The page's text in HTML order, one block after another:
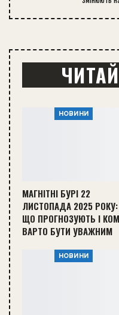
НОВИНИ
МАГНІТНІ БУРІ 22
ЛИСТОПАДА 2025 РОКУ:
ЩО ПРОГНОЗУЮТЬ І
ВАРТО БУТИ УВАЖНИМ
НОВИНИ